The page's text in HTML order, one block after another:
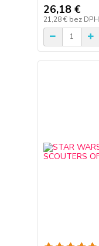
26,18 €
21,28 € bez DPH